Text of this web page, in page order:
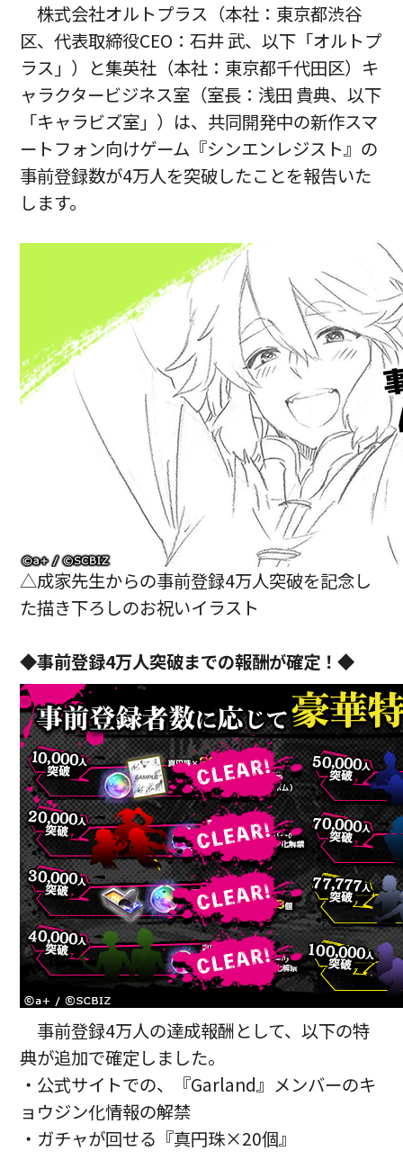
株式会社オルトプラス（本社：東京都渋谷
区、代表取締役CEO：石井 武、以下「オルトプ
ラス」）と集英社（本社：東京都千代田区）キ
ャラクタービジネス室（室長：浅田 貴典、以下
「キャラビズ室」）は、共同開発中の新作スマ
ートフォン向けゲーム『シンエンレジスト』の
事前登録数が4万人を突破したことを報告いた
します。
△成家先生からの事前登録4万人突破を記念し
た描き下ろしのお祝いイラスト
◆事前登録4万人突破までの報酬が確定！◆
事前登録4万人の達成報酬として、以下の特
典が追加で確定しました。
・公式サイトでの、『Garland』メンバーのキ
ョウジン化情報の解禁
・ガチャが回せる『真円珠×20個』